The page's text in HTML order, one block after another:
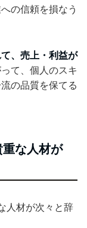
の信頼を損なう
、売上・利益が
て、個人のスキ
の品質を保てる
重な人材が
人材が次々と辞